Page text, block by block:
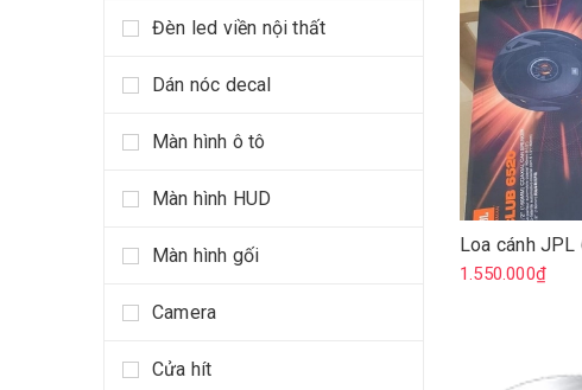
Đèn led viền nội thất
Dán nóc decal
Màn hình ô tô
Màn hình HUD
Màn hình gối
Camera
Cửa hít
Loa cánh
1.550.000₫